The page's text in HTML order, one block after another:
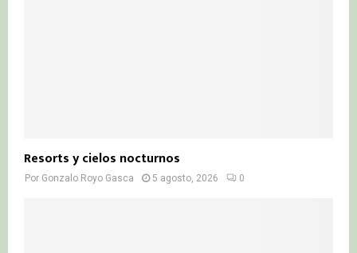
Resorts y cielos nocturnos
Por Gonzalo Royo Gasca 5 agosto, 2026 0